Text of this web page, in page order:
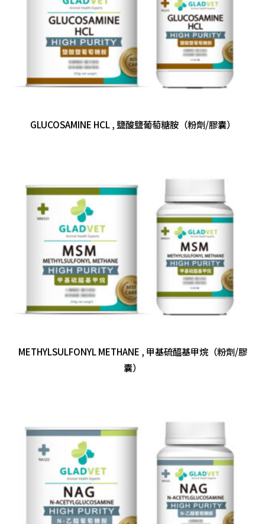
GLUCOSAMINE HCL , 鹽酸鹽葡萄糖胺（粉劑/膠囊）
METHYLSULFONYL METHANE , 甲基硫醯基甲烷（粉劑/膠
囊）